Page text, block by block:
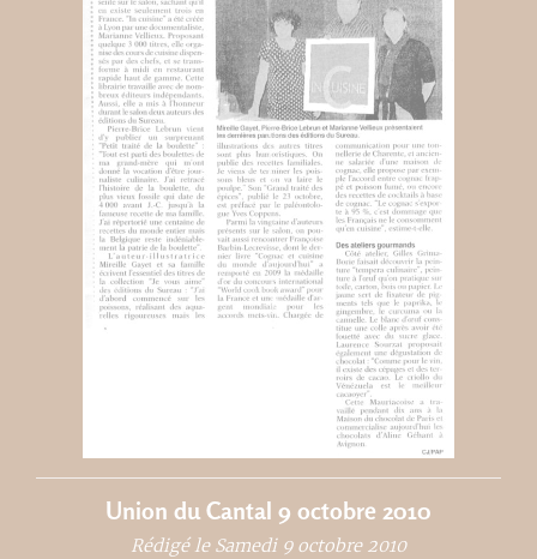
Union du Cantal 9 octobre 2010
Rédigé le Samedi 9 octobre 2010